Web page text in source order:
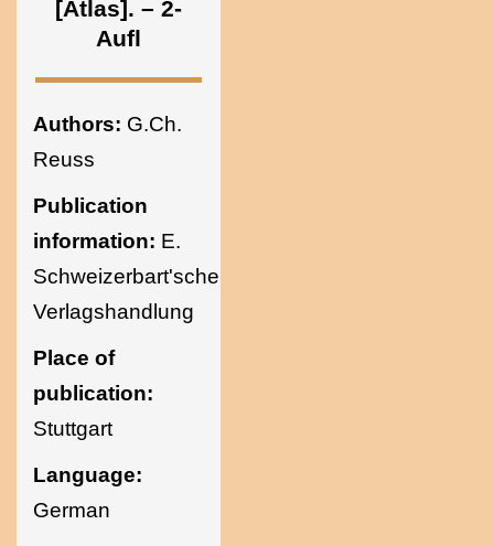
Ukraine
[Atlas]. – 2-
Aufl
Authors: G.Ch.
Reuss
Publication
information: E.
Schweizerbart'sche
Verlagshandlung
Place of
publication:
Stuttgart
Language:
German